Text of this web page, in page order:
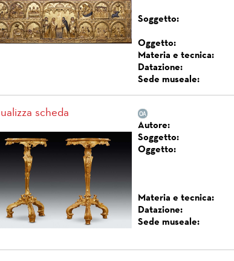
Soggetto:
Oggetto:
Materia e tecnica:
Datazione:
Sede museale:
scheda
Autore:
Soggetto:
Oggetto:
Materia e tecnica:
Datazione:
Sede museale: